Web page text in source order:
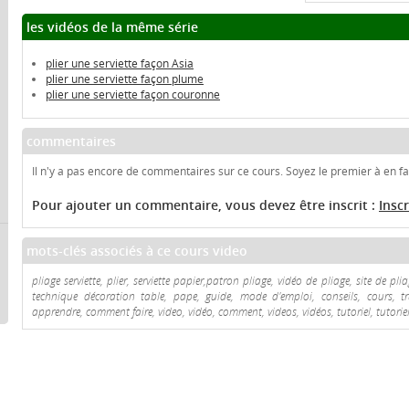
les vidéos de la même série
plier une serviette façon Asia
plier une serviette façon plume
plier une serviette façon couronne
commentaires
Il n'y a pas encore de commentaires sur ce cours. Soyez le premier à en
Pour ajouter un commentaire, vous devez être inscrit :
mots-clés associés à ce cours video
pliage serviette, plier, serviette papier,patron pliage, vidéo de pliage, site de
technique décoration table, pape, guide, mode d'emploi, conseils, cours,
apprendre, comment faire, video, vidéo, comment, videos, vidéos, tutoriel,